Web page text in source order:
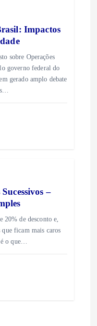
Impactos
sobre Operações
governo federal do
gerado amplo debate
–
20% de desconto e,
ficam mais caros
é o que…